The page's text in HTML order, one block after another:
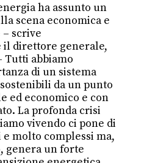
ha assunto un
scena economica e
scrive
il direttore generale,
Tutti abbiamo
di un sistema
da un punto
ed economico e con
La profonda crisi
vivendo ci pone di
molto complessi ma,
genera un forte